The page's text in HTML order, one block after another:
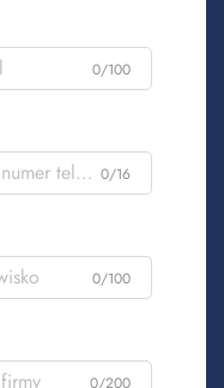
0/100
0/16
0/100
0/200